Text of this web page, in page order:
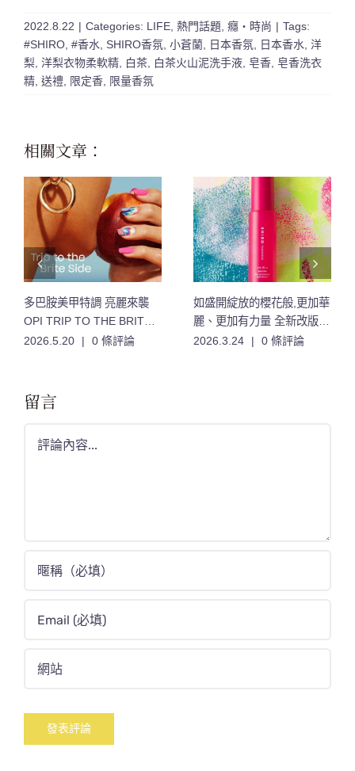
2022.8.22 | Categories: LIFE 熱門話題 癮・時尚 | Tags:
#SHIRO #香水 SHIRO香氛 小蒼蘭 日本香氛 日本香水
洋
梨 洋梨衣物柔軟精 白茶 白茶火山泥洗手液 皂香 皂香洗衣
精 送禮 限定香 限量香氛
相關文章：
多巴胺美甲特調 亮麗來襲
OPI TRIP TO THE BRITE
SIDE 絢爛之旅系列 12款夏
2026.5.20 | 0 條評論
如盛開綻放的櫻花般,更加華
麗、更加有力量 全新改版的
「櫻花」香氣,限量登場
2026.3.24 | 0 條評論
留言
Comment